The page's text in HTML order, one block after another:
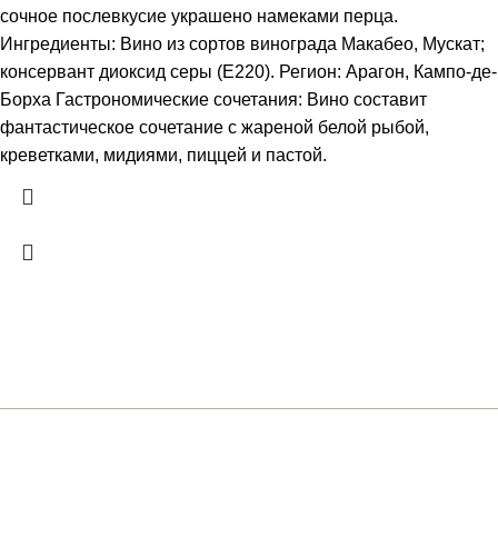
сочное послевкусие украшено намеками перца.
Ингредиенты: Вино из сортов винограда Макабео, Мускат;
консервант диоксид серы (Е220). Регион: Арагон, Кампо-де-
Борха Гастрономические сочетания: Вино составит
фантастическое сочетание с жареной белой рыбой,
креветками, мидиями, пиццей и пастой.